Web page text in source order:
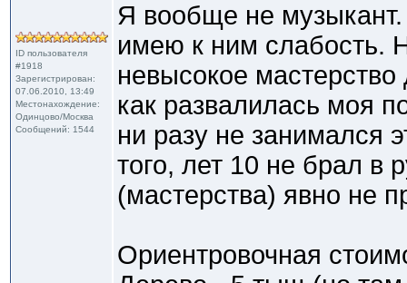
ID пользователя
#1918
Зарегистрирован:
07.06.2010, 13:49
Местонахождение:
Одинцово/Москва
Сообщений: 1544
Я вообще не
имею к ним слабость.
невысокое
как развалилась моя
ни разу не занимался
того, лет 10 не брал в
(мастерства) явно не
Ориентровочная